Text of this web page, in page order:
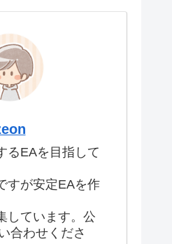
るEAを目指して
すが安定EAを作
しています。公
合わせくださ